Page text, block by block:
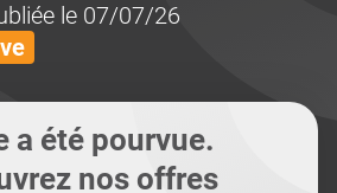
le 07/07/26
a été pourvue.
nos offres